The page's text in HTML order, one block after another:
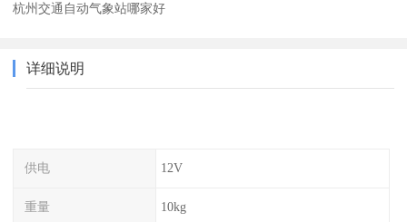
杭州交通自动气象站哪家好
详细说明
供电 12V
重量 10kg